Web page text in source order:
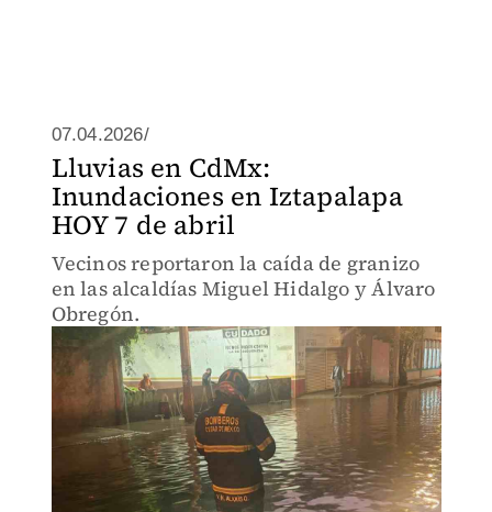
07.04.2026/
Lluvias en CdMx:
Inundaciones en Iztapalapa
HOY 7 de abril
Vecinos reportaron la caída de granizo
en las alcaldías Miguel Hidalgo y Álvaro
Obregón.